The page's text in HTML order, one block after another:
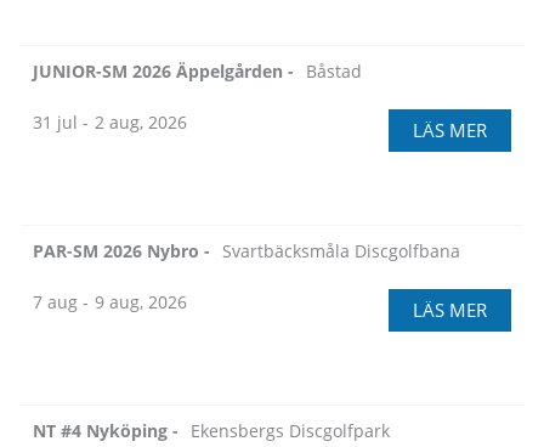
31 jul - 2 aug, 2026
JUNIOR-SM 2026 Äppelgården - Båstad
LÄS MER
7 aug - 9 aug, 2026
PAR-SM 2026 Nybro - Svartbäcksmåla Discgolfbana
LÄS MER
NT #4 Nyköping - Ekensbergs Discgolfpark